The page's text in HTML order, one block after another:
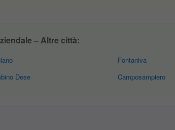
– Altre città:
Dese
Fontaniva
Camposampiero